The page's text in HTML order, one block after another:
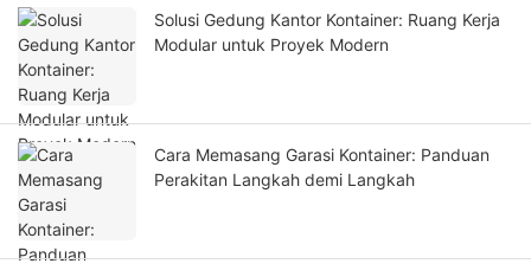
Solusi Gedung Kantor Kontainer: Ruang Kerja
Modular untuk Proyek Modern
Cara Memasang Garasi Kontainer: Panduan
Perakitan Langkah demi Langkah